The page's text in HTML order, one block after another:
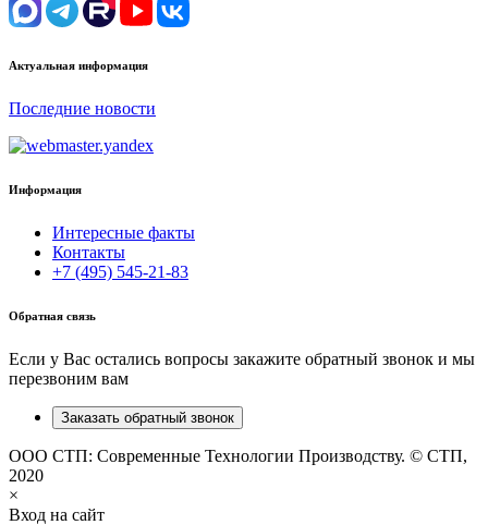
Актуальная информация
Последние новости
Информация
Интересные факты
Контакты
+7 (495) 545-21-83
Обратная связь
Если у Вас остались вопросы закажите обратный звонок и мы
перезвоним вам
Заказать обратный звонок
ООО СТП: Современные Технологии Производству. © СТП,
2020
×
Вход на сайт